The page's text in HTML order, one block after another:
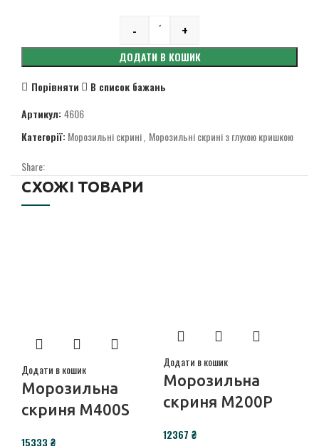
Quantity
- +
ДОДАТИ В КОШИК
Порівняти
В список бажань
Артикул: 4606
Категорії: Морозильні скрині, Морозильні скрині з глухою кришкою
Share:
СХОЖІ ТОВАРИ
Додати в кошик
Морозильна
скриня M400S
₴
Додати в кошик
Морозильна
скриня M200P
₴